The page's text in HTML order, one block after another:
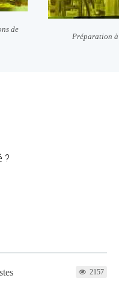
de
Préparation
?
2157